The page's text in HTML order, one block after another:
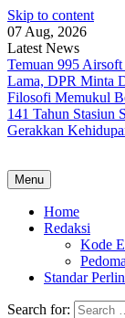
Skip to content
07 Aug, 2026
Latest News
Temuan 995
Lama, DPR Minta
Filosofi Memukul
141 Tahun Stasiun
Gerakkan
Menu
Home
Redaksi
Kode
Standar
Search for: